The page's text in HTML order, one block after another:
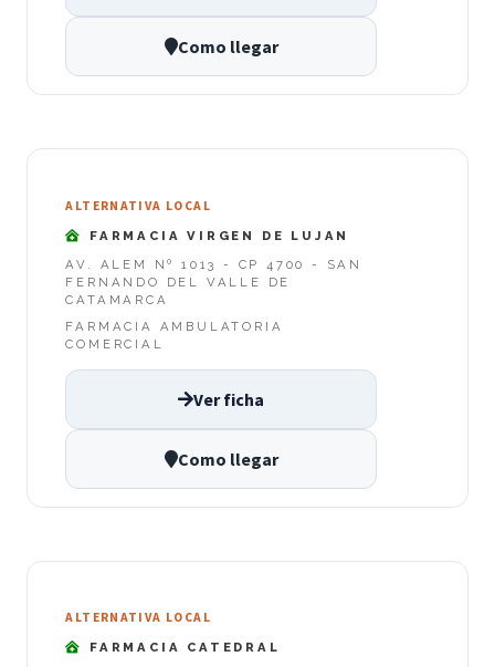
Como llegar
ALTERNATIVA LOCAL
FARMACIA VIRGEN DE LUJAN
AV. ALEM Nº 1013 - CP 4700 - SAN
FERNANDO DEL VALLE DE
CATAMARCA
FARMACIA AMBULATORIA
COMERCIAL
Ver ficha
Como llegar
ALTERNATIVA LOCAL
FARMACIA CATEDRAL